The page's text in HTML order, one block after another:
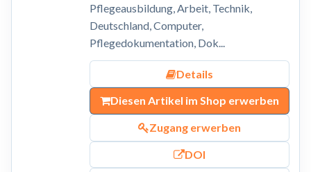
Pflegeausbildung, Arbeit, Technik,
Deutschland, Computer,
Pflegedokumentation, Dok...
Details
Diesen Artikel im Shop erwerben
Zugang erwerben
DOI